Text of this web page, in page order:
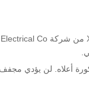
أعلاه. لن يؤدي